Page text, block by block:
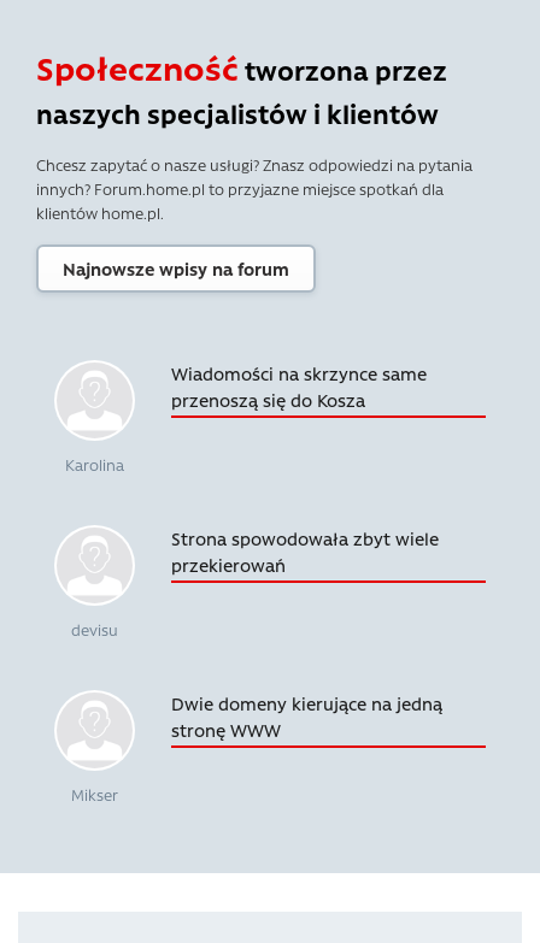
Społeczność tworzona przez
naszych specjalistów i klientów
Chcesz zapytać o nasze usługi? Znasz odpowiedzi na pytania
innych? Forum.home.pl to przyjazne miejsce spotkań dla
klientów home.pl.
Najnowsze wpisy na forum
Karolina
Wiadomości na skrzynce same
przenoszą się do Kosza
devisu
Strona spowodowała zbyt wiele
przekierowań
Mikser
Dwie domeny kierujące na jedną
stronę WWW